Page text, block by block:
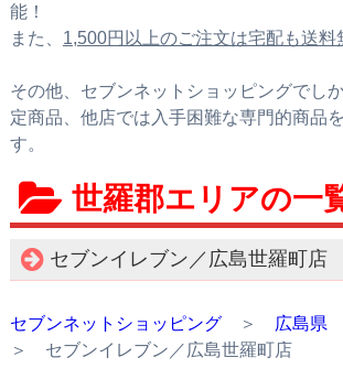
能！
また、 1,500円以上のご注文は宅配も送料
その他、セブンネットショッピングでし
定商品、他店では入手困難な専門的商品
す。
世羅郡エリアの一
セブンイレブン／広島世羅町店
セブンネットショッピング＞ 広島県
＞ セブンイレブン／広島世羅町店